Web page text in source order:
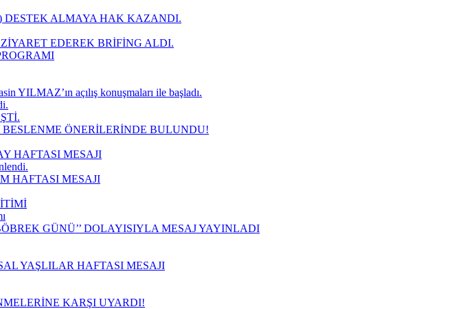
ALMAYA HAK KAZANDI.
EDEREK BRİFİNG ALDI.
YILMAZ’ın açılış konuşmaları ile başladı.
ÖNERİLERİNDE BULUNDU!
HAFTASI MESAJI
HAFTASI MESAJI
GÜNÜ’’ DOLAYISIYLA MESAJ YAYINLADI
YAŞLILAR HAFTASI MESAJI
KARŞI UYARDI!